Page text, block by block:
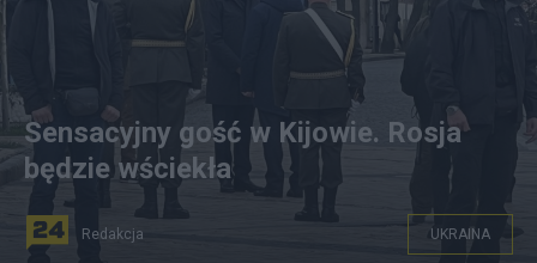
Sensacyjny gość w Kijowie. Rosja
będzie wściekła
Redakcja UKRAINA